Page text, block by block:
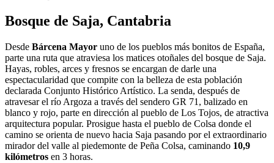
Bosque de Saja, Cantabria
Desde Bárcena Mayor uno de los pueblos más bonitos de España,
parte una ruta que atraviesa los matices otoñales del bosque de Saja.
Hayas, robles, arces y fresnos se encargan de darle una
espectacularidad que compite con la belleza de esta población
declarada Conjunto Histórico Artístico. La senda, después de
atravesar el río Argoza a través del sendero GR 71, balizado en
blanco y rojo, parte en dirección al pueblo de Los Tojos, de atractiva
arquitectura popular. Prosigue hasta el pueblo de Colsa donde el
camino se orienta de nuevo hacia Saja pasando por el extraordinario
mirador del valle al piedemonte de Peña Colsa, caminando 10,9
kilómetros en 3 horas.